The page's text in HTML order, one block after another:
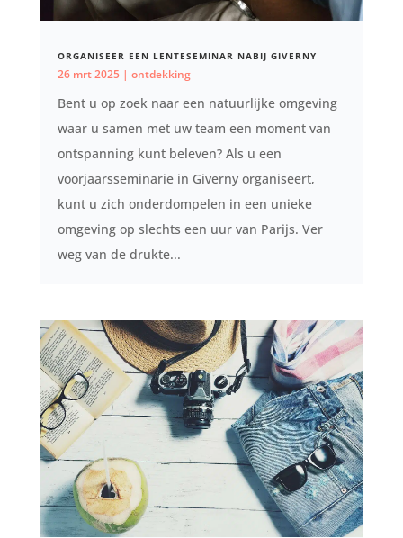
ORGANISEER EEN LENTESEMINAR NABIJ GIVERNY
26 mrt 2025| ontdekking
Bent u op zoek naar een natuurlijke omgeving
waar u samen met uw team een ​​moment van
ontspanning kunt beleven? Als u een
voorjaarsseminarie in Giverny organiseert,
kunt u zich onderdompelen in een unieke
omgeving op slechts een uur van Parijs. Ver
weg van de drukte...